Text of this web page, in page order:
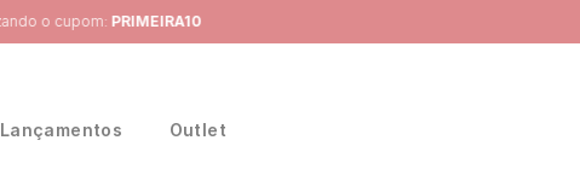
Frete Grátispara região Sudeste em pedidos acima de R$ 399,00
Lançamentos Outlet